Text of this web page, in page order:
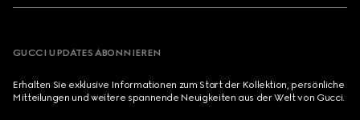
GUCCI UPDATES ABONNIEREN
Erhalten Sie exklusive Informationen zum Start der Kollektion, persönliche
Mitteilungen und weitere spannende Neuigkeiten aus der Welt von Gucci.